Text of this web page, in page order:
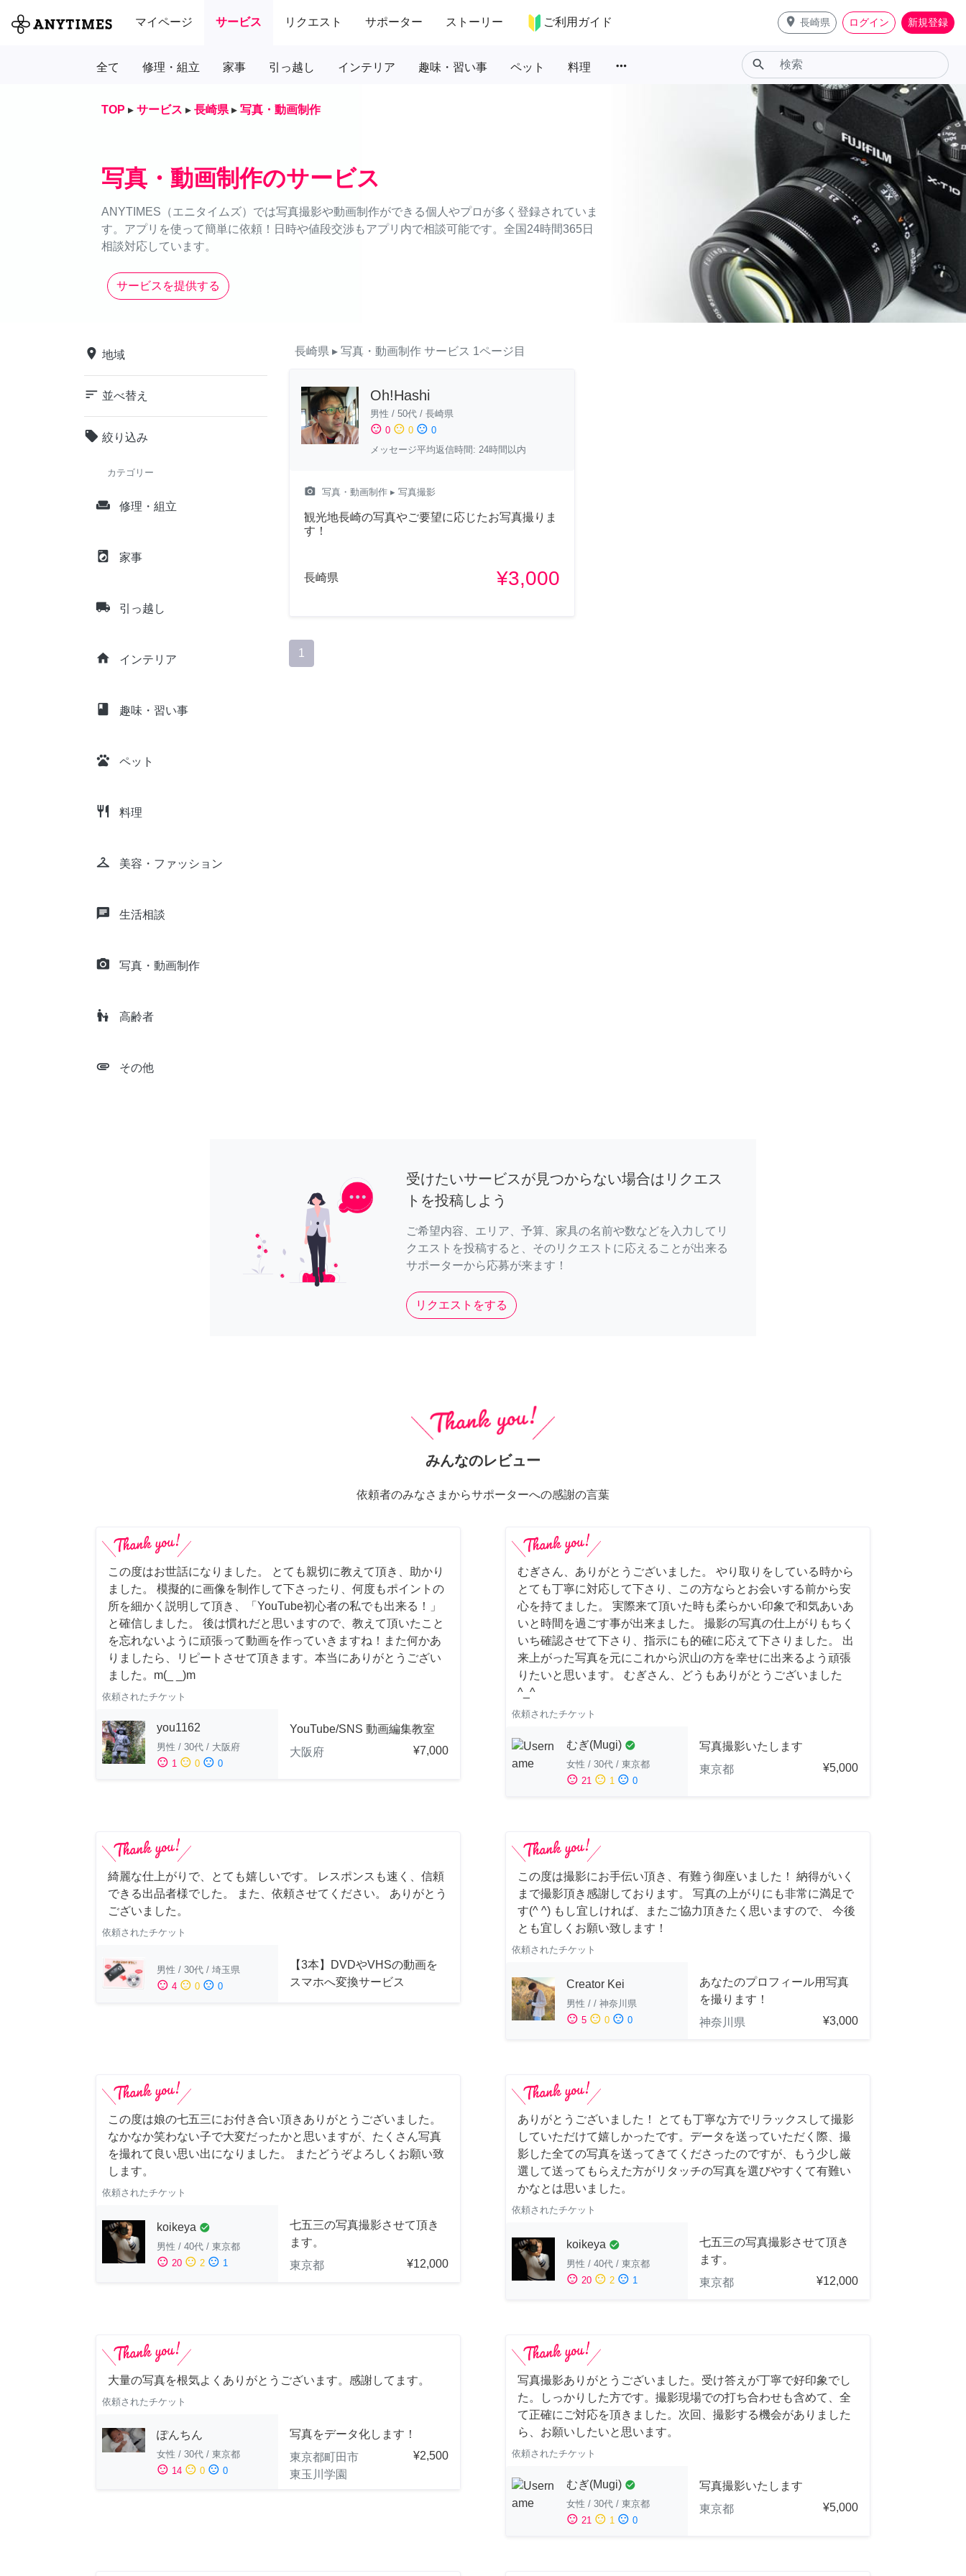
マイページ サービス リクエスト サポーター ストーリー ご利用ガイド place 長崎県 ログイン 新規登録
全て 修理・組立 家事 引っ越し インテリア 趣味・習い事 ペット 料理 more_horiz search
TOP ▸ サービス ▸ 長崎県 ▸ 写真・動画制作
写真・動画制作のサービス
ANYTIMES（エニタイムズ）では写真撮影や動画制作ができる個人やプロが多く登録されていま
す。アプリを使って簡単に依頼！日時や値段交渉もアプリ内で相談可能です。全国24時間365日
相談対応しています。
サービスを提供する
place 地域
sort 並べ替え
local_offer 絞り込み
カテゴリー
weekend 修理・組立
local_laundry_service 家事
local_shipping 引っ越し
home インテリア
class 趣味・習い事
pets ペット
restaurant 料理
checkroom 美容・ファッション
chat 生活相談
camera_alt 写真・動画制作
escalator_warning 高齢者
attachment その他
長崎県 ▸ 写真・動画制作 サービス 1ページ目
Oh!Hashi
男性 / 50代 / 長崎県
sentiment_satisfied 0 sentiment_neutral 0 sentiment_dissatisfied 0
メッセージ平均返信時間: 24時間以内
camera_alt 写真・動画制作 ▸ 写真撮影
観光地長崎の写真やご要望に応じたお写真撮りま
す！
長崎県 ¥3,000
1
受けたいサービスが見つからない場合はリクエス
トを投稿しよう
ご希望内容、エリア、予算、家具の名前や数などを入力してリ
クエストを投稿すると、そのリクエストに応えることが出来る
サポーターから応募が来ます！
リクエストをする
みんなのレビュー
依頼者のみなさまからサポーターへの感謝の言葉
この度はお世話になりました。 とても親切に教えて頂き、助かり
ました。 模擬的に画像を制作して下さったり、何度もポイントの
所を細かく説明して頂き、「YouTube初心者の私でも出来る！」
と確信しました。 後は慣れだと思いますので、教えて頂いたこと
を忘れないように頑張って動画を作っていきますね！また何かあ
りましたら、リピートさせて頂きます。本当にありがとうござい
ました。m(_ _)m
依頼されたチケット
you1162
男性 / 30代 / 大阪府
sentiment_satisfied 1 sentiment_neutral 0 sentiment_dissatisfied 0
YouTube/SNS 動画編集教室
大阪府
¥7,000
むぎさん、ありがとうございました。 やり取りをしている時から
とても丁寧に対応して下さり、この方ならとお会いする前から安
心を持てました。 実際来て頂いた時も柔らかい印象で和気あいあ
いと時間を過ごす事が出来ました。 撮影の写真の仕上がりもちく
いち確認させて下さり、指示にも的確に応えて下さりました。 出
来上がった写真を元にこれから沢山の方を幸せに出来るよう頑張
りたいと思います。 むぎさん、どうもありがとうございました
^_^
依頼されたチケット
むぎ(Mugi) check_circle
女性 / 30代 / 東京都
sentiment_satisfied 21 sentiment_neutral 1 sentiment_dissatisfied 0
写真撮影いたします
東京都
¥5,000
綺麗な仕上がりで、とても嬉しいです。 レスポンスも速く、信頼
できる出品者様でした。 また、依頼させてください。 ありがとう
ございました。
依頼されたチケット
男性 / 30代 / 埼玉県
sentiment_satisfied 4 sentiment_neutral 0 sentiment_dissatisfied 0
【3本】DVDやVHSの動画を
スマホへ変換サービス
この度は撮影にお手伝い頂き、有難う御座いました！ 納得がいく
まで撮影頂き感謝しております。 写真の上がりにも非常に満足で
す(^ ^) もし宜しければ、またご協力頂きたく思いますので、 今後
とも宜しくお願い致します！
依頼されたチケット
Creator Kei
男性 / / 神奈川県
sentiment_satisfied 5 sentiment_neutral 0 sentiment_dissatisfied 0
あなたのプロフィール用写真
を撮ります！
神奈川県
¥3,000
この度は娘の七五三にお付き合い頂きありがとうございました。
なかなか笑わない子で大変だったかと思いますが、たくさん写真
を撮れて良い思い出になりました。 またどうぞよろしくお願い致
します。
依頼されたチケット
koikeya check_circle
男性 / 40代 / 東京都
sentiment_satisfied 20 sentiment_neutral 2 sentiment_dissatisfied 1
七五三の写真撮影させて頂き
ます。
東京都
¥12,000
ありがとうございました！ とても丁寧な方でリラックスして撮影
していただけて嬉しかったです。データを送っていただく際、撮
影した全ての写真を送ってきてくださったのですが、もう少し厳
選して送ってもらえた方がリタッチの写真を選びやすくて有難い
かなとは思いました。
依頼されたチケット
koikeya check_circle
男性 / 40代 / 東京都
sentiment_satisfied 20 sentiment_neutral 2 sentiment_dissatisfied 1
七五三の写真撮影させて頂き
ます。
東京都
¥12,000
大量の写真を根気よくありがとうございます。感謝してます。
依頼されたチケット
ぽんちん
女性 / 30代 / 東京都
sentiment_satisfied 14 sentiment_neutral 0 sentiment_dissatisfied 0
写真をデータ化します！
東京都町田市
東玉川学園
¥2,500
写真撮影ありがとうございました。受け答えが丁寧で好印象でし
た。しっかりした方です。撮影現場での打ち合わせも含めて、全
て正確にご対応を頂きました。次回、撮影する機会がありました
ら、お願いしたいと思います。
依頼されたチケット
むぎ(Mugi) check_circle
女性 / 30代 / 東京都
sentiment_satisfied 21 sentiment_neutral 1 sentiment_dissatisfied 0
写真撮影いたします
東京都
¥5,000